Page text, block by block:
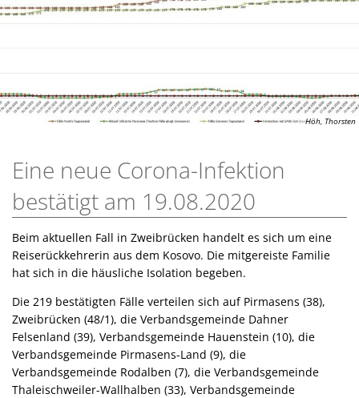
Höh, Thorsten
Eine neue Corona-Infektion
bestätigt am 19.08.2020
Beim aktuellen Fall in Zweibrücken handelt es sich um eine
Reiserückkehrerin aus dem Kosovo. Die mitgereiste Familie
hat sich in die häusliche Isolation begeben.
Die 219 bestätigten Fälle verteilen sich auf Pirmasens (38),
Zweibrücken (48/1), die Verbandsgemeinde Dahner
Felsenland (39), Verbandsgemeinde Hauenstein (10), die
Verbandsgemeinde Pirmasens-Land (9), die
Verbandsgemeinde Rodalben (7), die Verbandsgemeinde
Thaleischweiler-Wallhalben (33), Verbandsgemeinde